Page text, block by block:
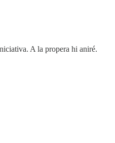
A la propera hi aniré.